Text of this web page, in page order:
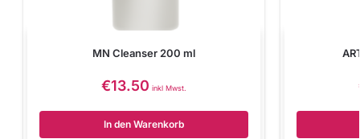
MN Cleanser 200 ml
€13.50 inkl Mwst.
In den Warenkorb